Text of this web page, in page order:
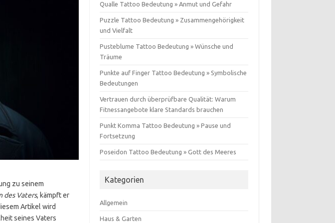
zu seinem
des Vaters, kämpft er
Artikel wird
seines Vaters
Qualle Tattoo Bedeutung » Anmut und Gefahr
Puzzle Tattoo Bedeutung » Zusammengehörigkeit
und Vielfalt
Pusteblume Tattoo Bedeutung » Wünsche und
Träume
Punkte auf Finger Tattoo Bedeutung » Symbolische
Bedeutungen
Vertrauen durch überprüfbare Qualität: Warum
Fitnessangebote klare Standards brauchen
Punkt Komma Tattoo Bedeutung » Pause und
Fortsetzung
Poseidon Tattoo Bedeutung » Gott des Meeres
Kategorien
Allgemein
Haus & Garten